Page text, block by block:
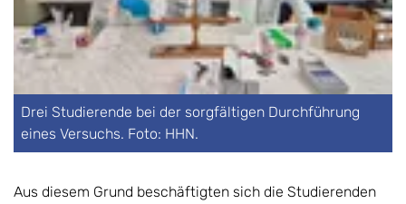
Drei Studierende bei der sorgfältigen Durchführung
eines Versuchs. Foto: HHN.
Aus diesem Grund beschäftigten sich die Studierenden